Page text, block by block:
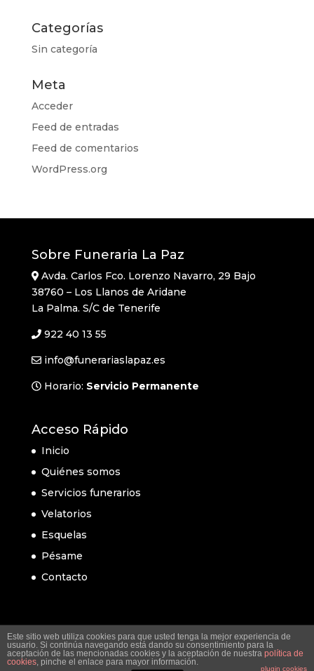
Categorías
Sin categoría
Meta
Acceder
Feed de entradas
Feed de comentarios
WordPress.org
Sobre Funeraria La Paz
Avda. Carlos Fco. Lorenzo Navarro, 29 Bajo
38760 – Los Llanos de Aridane
La Palma. S/C de Tenerife
922 40 13 55
info@funerariaslapaz.es
Horario: Servicio Permanente
Acceso Rápido
Inicio
Quiénes somos
Servicios funerarios
Velatorios
Esquelas
Pésame
Contacto
Este sitio web utiliza cookies para que usted tenga la mejor experiencia de
usuario. Si continúa navegando está dando su consentimiento para la
aceptación de las mencionadas cookies y la aceptación de nuestra política de
cookies, pinche el enlace para mayor información.
plugin cookies